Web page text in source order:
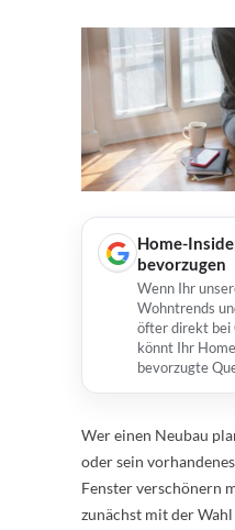
Home-
bevorzugen
Wenn Ihr
Wohntrends
öfter direkt bei
könnt Ihr
bevorzugte
Wer einen Neubau
oder sein
Fenster verschönern
zunächst mit der